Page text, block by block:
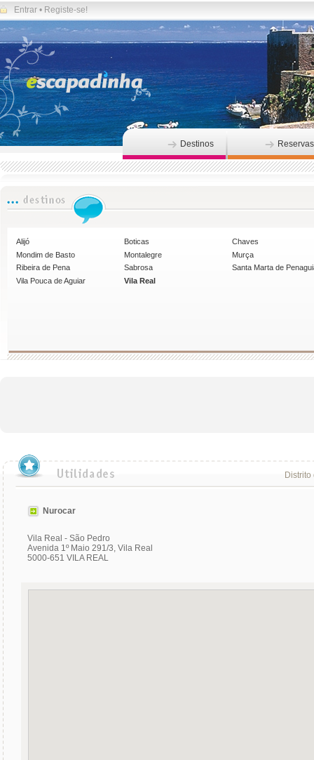
Entrar • Registe-se!
Destinos Reservas
Alijó Boticas
Chaves
Mondim de Basto
Montalegre
Murça
Ribeira de Pena
Sabrosa
Santa Marta de
Vila Pouca de Aguiar
Vila Real
Distrito
Nurocar
Vila Real - São Pedro
Avenida 1º Maio 291/3, Vila Real
5000-651 VILA REAL